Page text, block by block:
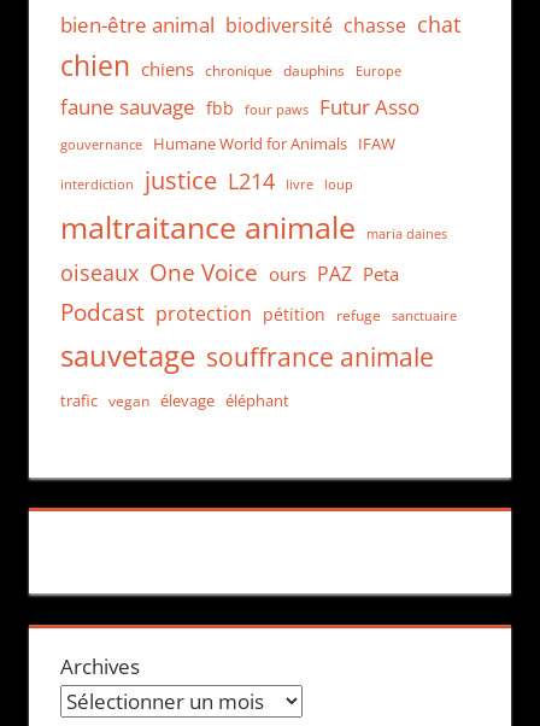
bien-être animal biodiversité chasse chat
chien chiens chronique dauphins Europe
faune sauvage fbb four paws Futur Asso
gouvernance Humane World for Animals IFAW
interdiction justice L214 livre loup
maltraitance animale maria daines
oiseaux One Voice ours PAZ Peta
Podcast protection pétition refuge sanctuaire
sauvetage souffrance animale
trafic vegan élevage éléphant
Archives